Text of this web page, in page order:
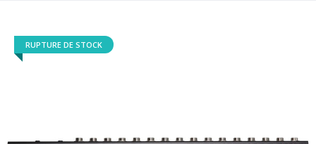
RUPTURE DE STOCK